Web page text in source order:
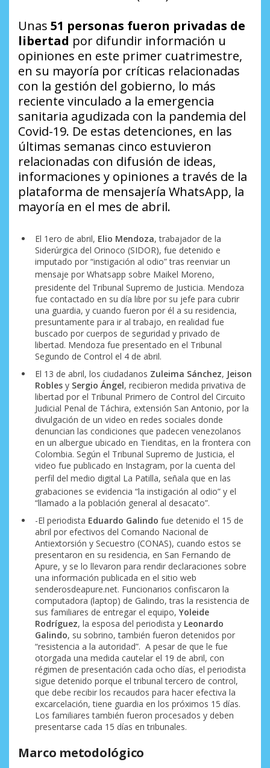
Unas 51 personas fueron privadas de
libertad por difundir información u
opiniones en este primer cuatrimestre,
en su mayoría por críticas relacionadas
con la gestión del gobierno, lo más
reciente vinculado a la emergencia
sanitaria agudizada con la pandemia del
Covid-19. De estas detenciones, en las
últimas semanas cinco estuvieron
relacionadas con difusión de ideas,
informaciones y opiniones a través de la
plataforma de mensajería WhatsApp, la
mayoría en el mes de abril.
El 1ero de abril, Elio Mendoza, trabajador de la
Siderúrgica del Orinoco (SIDOR), fue detenido e
imputado por “instigación al odio” tras reenviar un
mensaje por Whatsapp sobre Maikel Moreno,
presidente del Tribunal Supremo de Justicia. Mendoza
fue contactado en su día libre por su jefe para cubrir
una guardia, y cuando fueron por él a su residencia,
presuntamente para ir al trabajo, en realidad fue
buscado por cuerpos de seguridad y privado de
libertad. Mendoza fue presentado en el Tribunal
Segundo de Control el 4 de abril.
El 13 de abril, los ciudadanos Zuleima Sánchez, Jeison
Roblesy Sergio Ángel, recibieron medida privativa de
libertad por el Tribunal Primero de Control del Circuito
Judicial Penal de Táchira, extensión San Antonio, por la
divulgación de un video en redes sociales donde
denuncian las condiciones que padecen venezolanos
en un albergue ubicado en Tienditas, en la frontera con
Colombia. Según el Tribunal Supremo de Justicia, el
video fue publicado en Instagram, por la cuenta del
perfil del medio digital La Patilla, señala que en las
grabaciones se evidencia “la instigación al odio” y el
“llamado a la población general al desacato”.
-El periodista Eduardo Galindo fue detenido el 15 de
abril por efectivos del Comando Nacional de
Antiextorsión y Secuestro (CONAS), cuando estos se
presentaron en su residencia, en San Fernando de
Apure, y se lo llevaron para rendir declaraciones sobre
una información publicada en el sitio web
senderosdeapure.net. Funcionarios confiscaron la
computadora (laptop) de Galindo, tras la resistencia de
sus familiares de entregar el equipo, Yoleide
Rodríguez, la esposa del periodista y Leonardo
Galindo, su sobrino, también fueron detenidos por
“resistencia a la autoridad”. A pesar de que le fue
otorgada una medida cautelar el 19 de abril, con
régimen de presentación cada ocho días, el periodista
sigue detenido porque el tribunal tercero de control,
que debe recibir los recaudos para hacer efectiva la
excarcelación, tiene guardia en los próximos 15 días.
Los familiares también fueron procesados y deben
presentarse cada 15 días en tribunales.
Marco metodológico